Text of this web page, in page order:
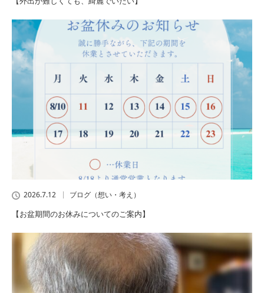
2026.7.12 ブログ（想い・考え）
【お盆期間のお休みについてのご案内】